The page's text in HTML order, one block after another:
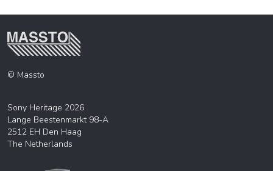
© Massto
Sony Heritage 2026
Lange Beestenmarkt 98-A
2512 EH Den Haag
The Netherlands